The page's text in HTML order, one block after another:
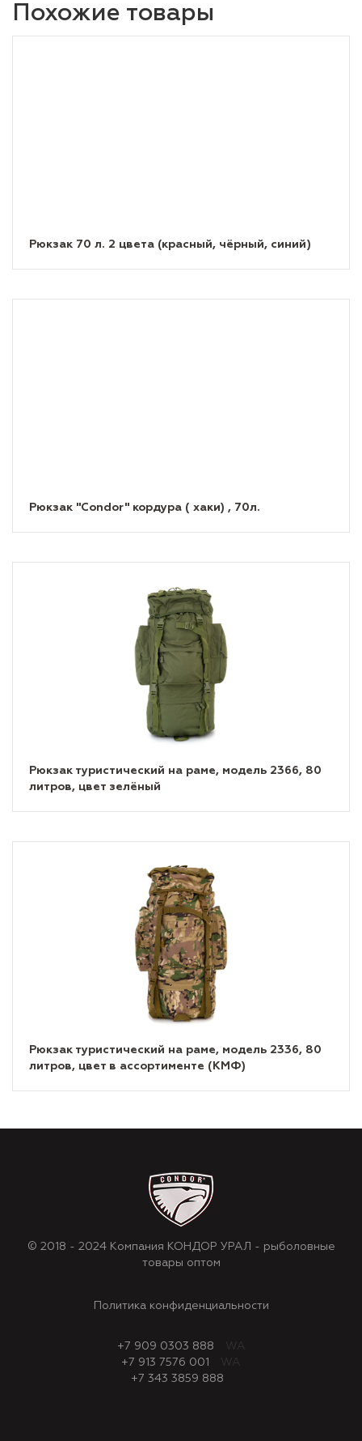
Похожие товары
Рюкзак 70 л. 2 цвета (красный, чёрный, синий)
Рюкзак "Condor" кордура ( хаки) , 70л.
Рюкзак туристический на раме, модель 2366, 80
литров, цвет зелёный
Рюкзак туристический на раме, модель 2336, 80
литров, цвет в ассортименте (КМФ)
© 2018 - 2024 Компания КОНДОР УРАЛ - рыболовные
товары оптом
Политика конфиденциальности
+7 909 0303 888
WA
+7 913 7576 001
WA
+7 343 3859 888